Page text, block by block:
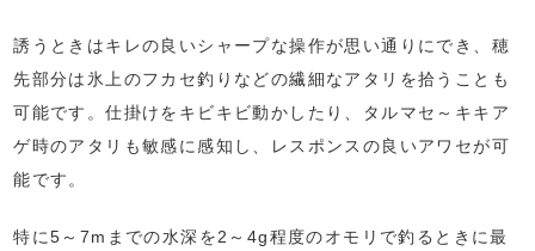
誘うときはキレの良いシャープな操作が思い通りにでき、穂
先部分は氷上のフカセ釣りなどの繊細なアタリを拾うことも
可能です。仕掛けをキビキビ動かしたり、タルマセ～キキア
ゲ時のアタリも敏感に感知し、レスポンスの良いアワセが可
能です。
特に5～7mまでの水深を2～4g程度のオモリで釣るときに最